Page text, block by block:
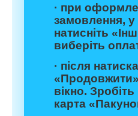
· при
замовлення, у
натисніть
виберіть
· після
вікно. Зробіть
карта